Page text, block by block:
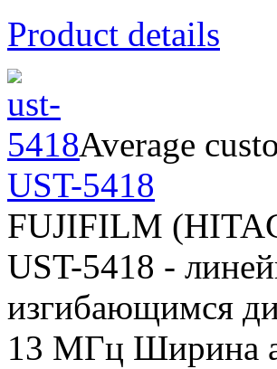
Product details
Average
UST-5418
FUJIFILM
UST-5418 -
изгибающимся
13 МГц Ширина